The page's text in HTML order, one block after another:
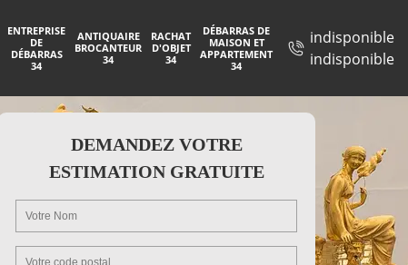
ENTREPRISE
DE
DÉBARRAS
34
ANTIQUAIRE
BROCANTEUR
34
RACHAT
D'OBJET
34
DÉBARRAS DE
MAISON ET
APPARTEMENT
34
indisponible
indisponible
DEMANDEZ VOTRE
ESTIMATION GRATUITE